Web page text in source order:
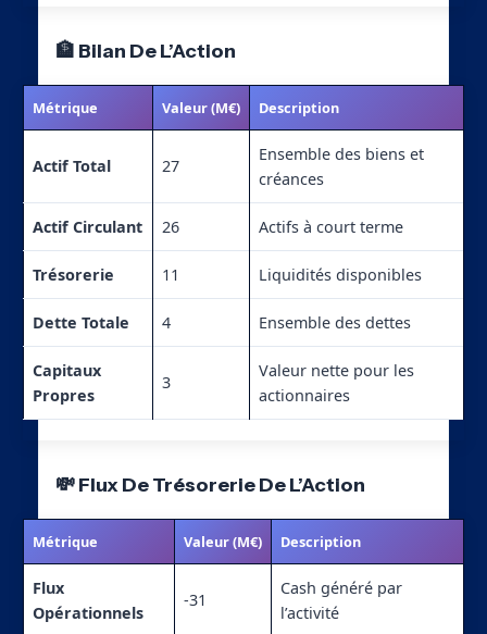
🏦 Bilan De L’Action
Métrique Valeur (M€) Description
Actif Total 27
Ensemble des biens et
créances
Actif Circulant 26 Actifs à court terme
Trésorerie 11 Liquidités disponibles
Dette Totale 4 Ensemble des dettes
Capitaux
Propres
3
Valeur nette pour les
actionnaires
💸 Flux De Trésorerie De L’Action
Métrique Valeur (M€) Description
Flux
Opérationnels
-31
Cash généré par
l’activité